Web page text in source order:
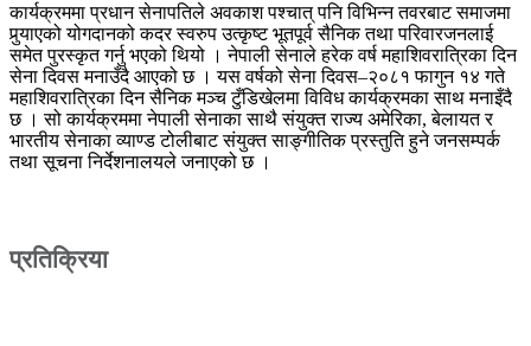
कार्यक्रममा प्रधान सेनापतिले अवकाश पश्चात् पनि विभिन्न तवरबाट समाजमा
पुर्‍याएको योगदानको कदर स्वरुप उत्कृष्ट भूतपूर्व सैनिक तथा परिवारजनलाई
समेत पुरस्कृत गर्नु भएको थियो । नेपाली सेनाले हरेक वर्ष महाशिवरात्रिका दिन
सेना दिवस मनाउँदै आएको छ । यस वर्षको सेना दिवस–२०८१ फागुन १४ गते
महाशिवरात्रिका दिन सैनिक मञ्च टुँडिखेलमा विविध कार्यक्रमका साथ मनाइँदै
छ । सो कार्यक्रममा नेपाली सेनाका साथै संयुक्त राज्य अमेरिका, बेलायत र
भारतीय सेनाका व्याण्ड टोलीबाट संयुक्त साङ्गीतिक प्रस्तुति हुने जनसम्पर्क
तथा सूचना निर्देशनालयले जनाएको छ ।
प्रतिक्रिया